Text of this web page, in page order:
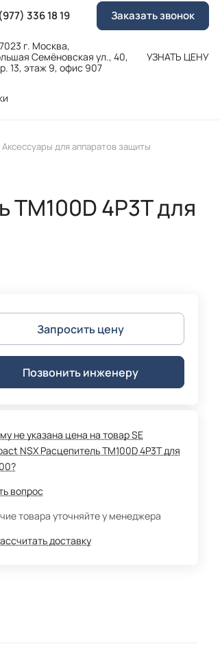
336 18 19 Заказать звонок
г. Москва,
Семёновская ул., 40,
13, этаж 9, офис 907
УЗНАТЬ ЦЕНУ
Аксессуары для аппаратов защиты
TM100D 4P3T для
Запросить цену
Позвонить инженеру
не указана цена на товар SE
NSX Расцепитель TM100D 4P3T для
вопрос
товара уточняйте у менеджера
доставку